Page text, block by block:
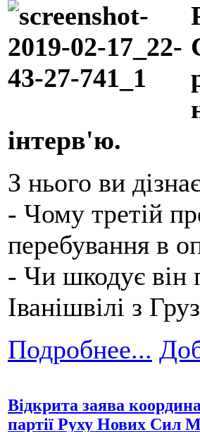
інтерв'ю.
З нього ви
- Чому третій
перебування в
- Чи шкодує він
Іванішвілі з
Подробнее...
Відкрита заява
партії Руху Нових Сил